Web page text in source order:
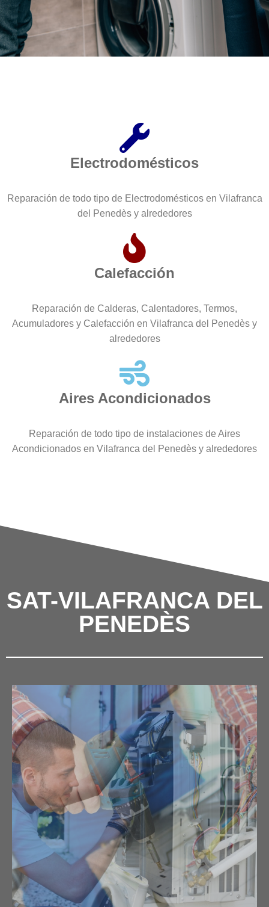
Electrodomésticos
Reparación de todo tipo de Electrodomésticos en Vilafranca
del Penedès y alrededores
Calefacción
Reparación de Calderas, Calentadores, Termos,
Acumuladores y Calefacción en Vilafranca del Penedès y
alrededores
Aires Acondicionados
Reparación de todo tipo de instalaciones de Aires
Acondicionados en Vilafranca del Penedès y alrededores
SAT-VILAFRANCA DEL
PENEDÈS